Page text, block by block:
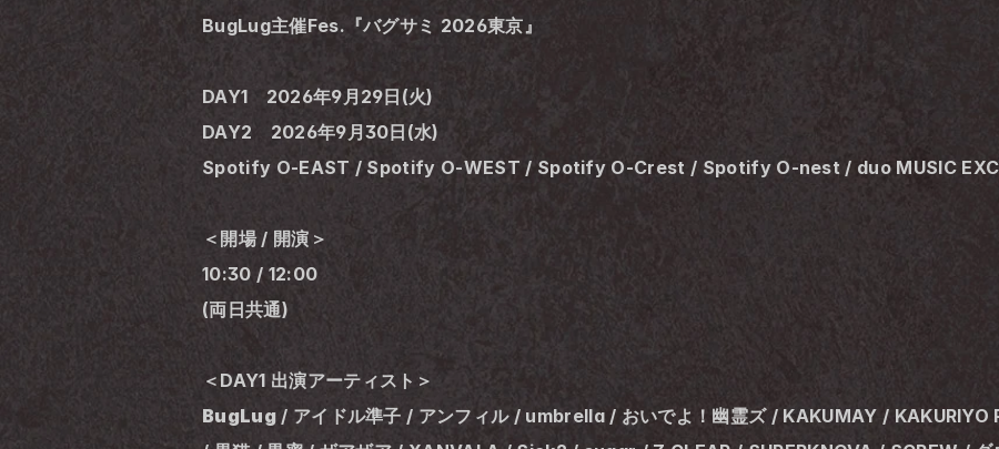
BugLug主催Fes.『バグサミ 2026東京』
DAY1　2026年9月29日(火)
DAY2　2026年9月30日(水)
Spotify O-EAST / Spotify O-WEST / Spotify O-Crest / Spotify O-nest / duo MUSIC
＜開場 / 開演＞
10:30 / 12:00
(両日共通)
＜DAY1 出演アーティスト＞
BugLug / アイドル準子 / アンフィル / umbrella / おいでよ！幽霊ズ / KAKUMAY / KAKURIYO